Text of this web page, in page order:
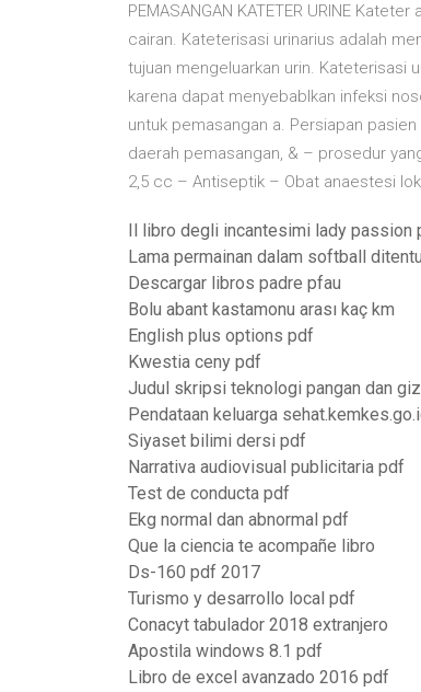
PEMASANGAN KATETER URINE
cairan. Kateterisasi urinarius adalah
tujuan mengeluarkan urin. Kateterisasi
karena dapat menyebablkan infeksi
untuk pemasangan a. Persiapan
daerah pemasangan, & – prosedur
2,5 cc – Antiseptik – Obat anaestesi
Il libro degli incantesimi lady passion
Lama permainan dalam softball
Descargar libros padre pfau
Bolu abant kastamonu arası kaç km
English plus options pdf
Kwestia ceny pdf
Judul skripsi teknologi pangan dan
Pendataan keluarga
Siyaset bilimi dersi pdf
Narrativa audiovisual publicitaria pdf
Test de conducta pdf
Ekg normal dan abnormal pdf
Que la ciencia te acompañe libro
Ds-160 pdf 2017
Turismo y desarrollo local pdf
Conacyt tabulador 2018 extranjero
Apostila windows 8.1 pdf
Libro de excel avanzado 2016 pdf